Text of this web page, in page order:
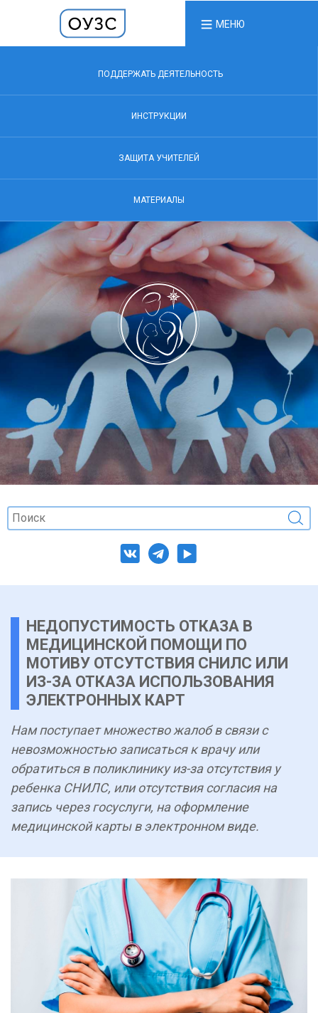
МЕНЮ
ПОДДЕРЖАТЬ ДЕЯТЕЛЬНОСТЬ
ИНСТРУКЦИИ
ЗАЩИТА УЧИТЕЛЕЙ
МАТЕРИАЛЫ
НЕДОПУСТИМОСТЬ ОТКАЗА В
МЕДИЦИНСКОЙ ПОМОЩИ ПО
МОТИВУ ОТСУТСТВИЯ СНИЛС ИЛИ
ИЗ-ЗА ОТКАЗА ИСПОЛЬЗОВАНИЯ
ЭЛЕКТРОННЫХ КАРТ
Нам поступает множество жалоб в связи с
невозможностью записаться к врачу или
обратиться в поликлинику из-за отсутствия у
ребенка СНИЛС, или отсутствия согласия на
запись через госуслуги, на оформление
медицинской карты в электронном виде.